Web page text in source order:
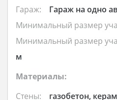
Гараж:
Гараж на одно
Минимальный размер
Минимальный размер
м
Материалы:
Стены:
газобетон,